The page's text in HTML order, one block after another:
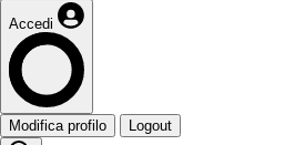
Accedi
Modifica profilo Logout